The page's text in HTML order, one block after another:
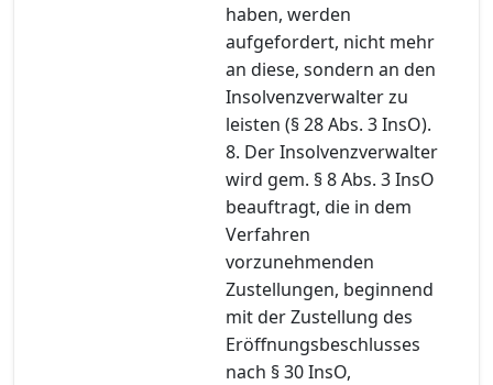
haben, werden
aufgefordert, nicht mehr
an diese, sondern an den
Insolvenzverwalter zu
leisten (§ 28 Abs. 3 InsO).
8. Der Insolvenzverwalter
wird gem. § 8 Abs. 3 InsO
beauftragt, die in dem
Verfahren
vorzunehmenden
Zustellungen, beginnend
mit der Zustellung des
Eröffnungsbeschlusses
nach § 30 InsO,